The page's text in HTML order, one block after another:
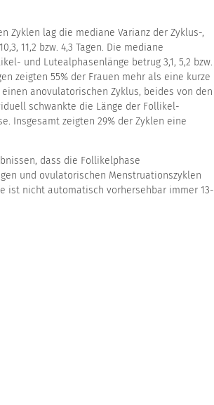
Zyklen lag die mediane Varianz der Zyklus-,
11,2 bzw. 4,3 Tagen. Die mediane
und Lutealphasenlänge betrug 3,1, 5,2 bzw.
zeigten 55% der Frauen mehr als eine kurze
anovulatorischen Zyklus, beides von den
schwankte die Länge der Follikel-
Insgesamt zeigten 29% der Zyklen eine
dass die Follikelphase
und ovulatorischen Menstruationszyklen
ist nicht automatisch vorhersehbar immer 13-